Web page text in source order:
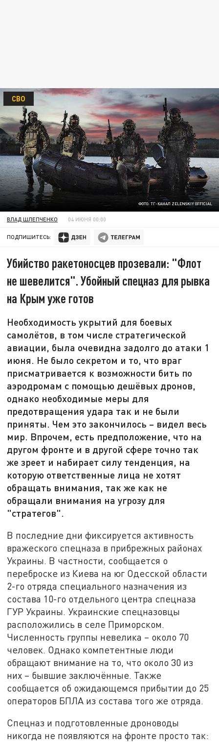
ФОТО: ТГ-КАНАЛ ZELENSKIY OFFICIAL
СВО
ВЛАД ШЛЕПЧЕНКО 04 ИЮНЯ 00:00
ПОДПИШИТЕСЬ:
Убийство ракетоносцев прозевали: "Флот
не шевелится". Убойный спецназ для рывка
на Крым уже готов
Необходимость укрытий для боевых
самолётов, в том числе стратегической
авиации, была очевидна задолго до атаки 1
июня. Не было секретом и то, что враг
присматривается к возможности бить по
аэродромам с помощью дешёвых дронов,
однако необходимые меры для
предотвращения удара так и не были
приняты. Чем это закончилось – видел весь
мир. Впрочем, есть предположение, что на
другом фронте и в другой сфере точно так
же зреет и набирает силу тенденция, на
которую ответственные лица не хотят
обращать внимания, так же как не
обращали внимания на угрозу для
"стратегов".
В последние дни фиксируется активность
вражеского спецназа в прибрежных районах
Украины. В частности, сообщается о
переброске из Киева на юг Одесской области
2-го отряда специального назначения из
состава 10-го отдельного центра спецназа
ГУР Украины. Украинские спецназовцы
расположились в селе Приморском.
Численность группы невелика – около 70
человек. Однако компетентные люди
обращают внимание на то, что около 30 из
них – бывшие заключённые. Также
сообщается об ожидающемся прибытии до 25
операторов БПЛА из состава того же отряда.
Спецназ и подготовленные дроноводы
никогда не появляются на фронте просто так: